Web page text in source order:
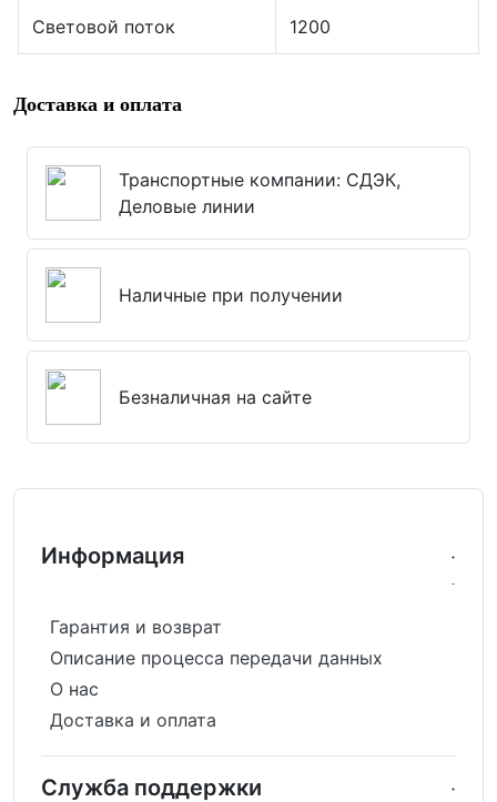
Световой поток 1200
Доставка и оплата
Транспортные компании: СДЭК,
Деловые линии
Наличные при получении
Безналичная на сайте
Информация
Гарантия и возврат
Описание процесса передачи данных
О нас
Доставка и оплата
Служба поддержки